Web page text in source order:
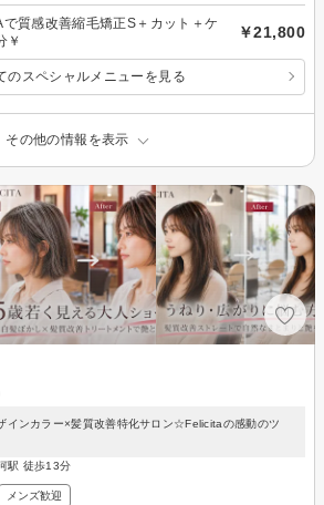
質感改善縮毛矯正S＋カット＋ケ
￥
￥21,800
のスペシャルメニューを見る
その他の情報を表示
インカラー×髪質改善特化サロン☆Felicitaの感動のツ
駅 徒歩13分
メンズ歓迎